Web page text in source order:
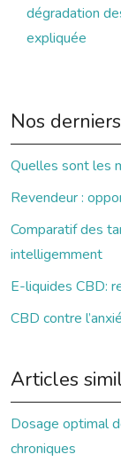
dégradation
expliquée
Nos
Quelles sont les
Revendeur :
Comparatif des
intelligemment
E-liquides CBD:
CBD contre
Articles
Dosage optimal
chroniques